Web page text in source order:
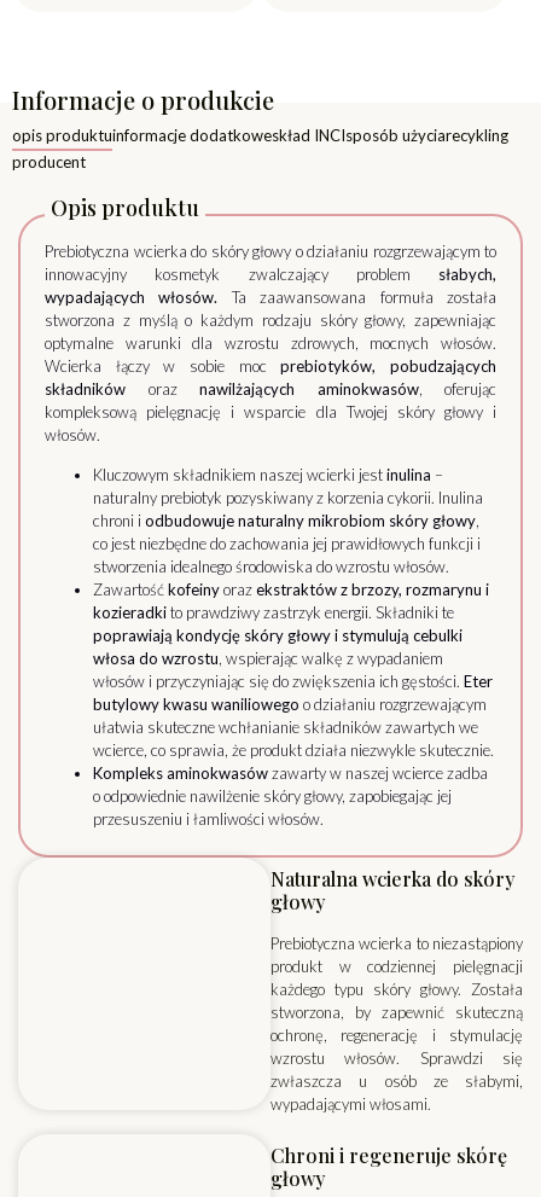
Informacje o produkcie
opis produktuinformacje dodatkoweskład INCIsposób użyciarecykling
producent
Opis produktu
Prebiotyczna wcierka do skóry głowy o działaniu rozgrzewającym to
innowacyjny kosmetyk zwalczający problem słabych,
wypadających włosów. Ta zaawansowana formuła została
stworzona z myślą o każdym rodzaju skóry głowy, zapewniając
optymalne warunki dla wzrostu zdrowych, mocnych włosów.
Wcierka łączy w sobie mocprebiotyków, pobudzających
składników oraz nawilżających aminokwasów, oferując
kompleksową pielęgnację i wsparcie dla Twojej skóry głowy i
włosów.
Kluczowym składnikiem naszej wcierki jestinulina –
naturalny prebiotyk pozyskiwany z korzenia cykorii. Inulina
chroni i odbudowuje naturalny mikrobiom skóry głowy,
co jest niezbędne do zachowania jej prawidłowych funkcji i
stworzenia idealnego środowiska do wzrostu włosów.
Zawartośćkofeinyorazekstraktów z brzozy, rozmarynu i
kozieradkito prawdziwy zastrzyk energii. Składniki te
poprawiają kondycję skóry głowy i stymulują cebulki
włosa do wzrostu, wspierając walkę z wypadaniem
włosów i przyczyniając się do zwiększenia ich gęstości. Eter
butylowy kwasu waniliowego o działaniu rozgrzewającym
ułatwia skuteczne wchłanianie składników zawartych we
wcierce, co sprawia, że produkt działa niezwykle skutecznie.
Kompleks aminokwasówzawarty w naszej wcierce zadba
o odpowiednie nawilżenie skóry głowy, zapobiegając jej
przesuszeniu i łamliwości włosów.
Naturalna wcierka do skóry
głowy
Prebiotyczna wcierka to niezastąpiony
produkt w codziennej pielęgnacji
każdego typu skóry głowy. Została
stworzona, by zapewnić skuteczną
ochronę, regenerację i stymulację
wzrostu włosów. Sprawdzi się
zwłaszcza u osób ze słabymi,
wypadającymi włosami.
Chroni i regeneruje skórę
głowy